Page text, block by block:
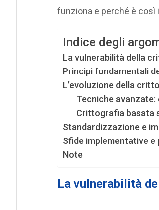
funziona e perché è così
Indice degli
La vulnerabilità della
Principi fondamentali
L’evoluzione della
Tecniche
Crittografia basata
Standardizzazione e
Sfide implementative
Note
La vulnerabilità